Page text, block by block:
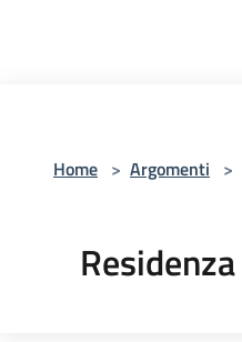
Home > Argomenti >
Residenza